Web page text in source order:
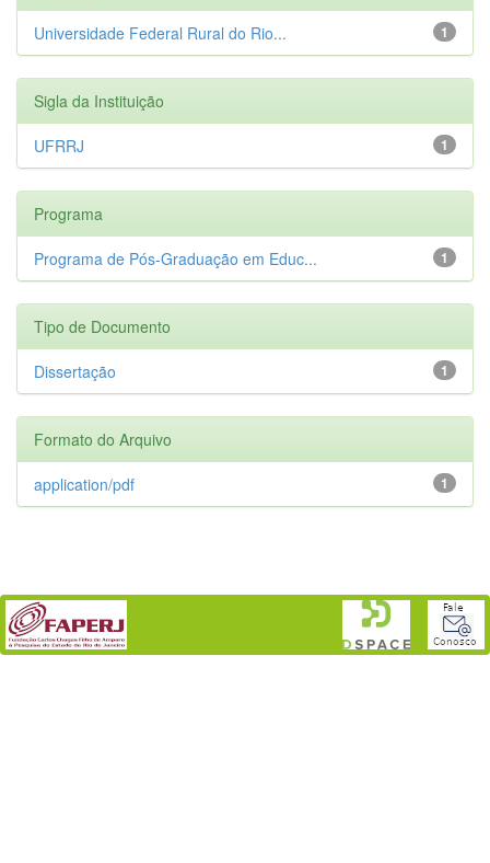
1
Universidade Federal Rural do Rio...
Sigla da Instituição
1
UFRRJ
Programa
1
Programa de Pós-Graduação em Educ...
Tipo de Documento
1
Dissertação
Formato do Arquivo
1
application/pdf